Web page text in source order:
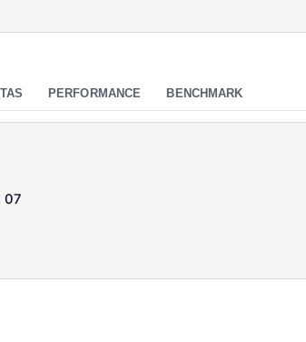
PERFORMANCE BENCHMARK
07